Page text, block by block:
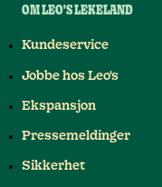
OM LEO'S LEKELAND
Kundeservice
Jobbe hos Leo's
Ekspansjon
Pressemeldinger
Sikkerhet